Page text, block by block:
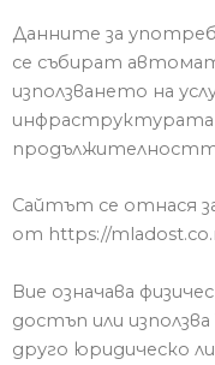
Данните за
се събират
използването на
инфраструктурата
Сайтът се отнася
от https://
Вие означава
достъп или
друго юридическо